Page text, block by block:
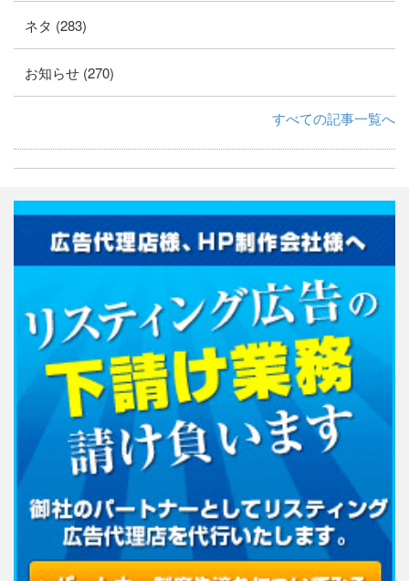
ネタ (283)
お知らせ (270)
すべての記事一覧へ